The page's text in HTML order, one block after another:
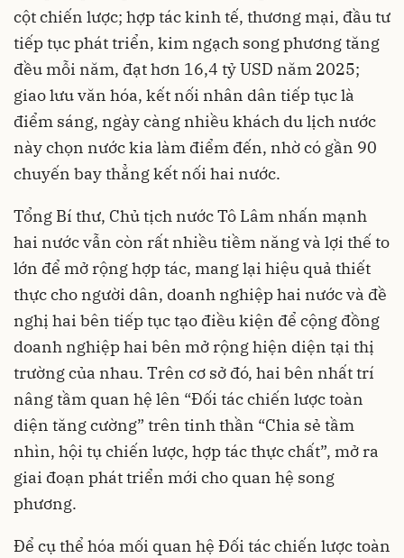
cột chiến lược; hợp tác kinh tế, thương mại, đầu tư
tiếp tục phát triển, kim ngạch song phương tăng
đều mỗi năm, đạt hơn 16,4 tỷ USD năm 2025;
giao lưu văn hóa, kết nối nhân dân tiếp tục là
điểm sáng, ngày càng nhiều khách du lịch nước
này chọn nước kia làm điểm đến, nhờ có gần 90
chuyến bay thẳng kết nối hai nước.
Tổng Bí thư, Chủ tịch nước Tô Lâm nhấn mạnh
hai nước vẫn còn rất nhiều tiềm năng và lợi thế to
lớn để mở rộng hợp tác, mang lại hiệu quả thiết
thực cho người dân, doanh nghiệp hai nước và đề
nghị hai bên tiếp tục tạo điều kiện để cộng đồng
doanh nghiệp hai bên mở rộng hiện diện tại thị
trường của nhau. Trên cơ sở đó, hai bên nhất trí
nâng tầm quan hệ lên “Đối tác chiến lược toàn
diện tăng cường” trên tinh thần “Chia sẻ tầm
nhìn, hội tụ chiến lược, hợp tác thực chất”, mở ra
giai đoạn phát triển mới cho quan hệ song
phương.
Để cụ thể hóa mối quan hệ Đối tác chiến lược toàn